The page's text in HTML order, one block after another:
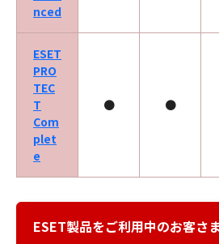
nced
ESET
PRO
TEC
T
Com
plet
e
● ●
ESET製品をご利用中のお客さ